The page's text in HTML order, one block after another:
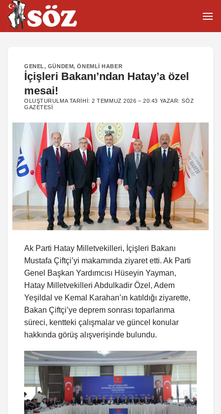
İçeriğe
atla
GENEL, GÜNDEM,ÖNEMLI HABER
İçişleri Bakanı’ndan Hatay’a özel
mesai!
OLUŞTURULMA TARIHI:2 TEMMUZ 2026 – 20:43 YAZAR:SÖZ
GAZETESI
Ak Parti Hatay Milletvekilleri, İçişleri Bakanı
Mustafa Çiftçi’yi makamında ziyaret etti. Ak Parti
Genel Başkan Yardımcısı Hüseyin Yayman,
Hatay Milletvekilleri Abdulkadir Özel, Adem
Yeşildal ve Kemal Karahan’ın katıldığı ziyarette,
Bakan Çiftçi’ye deprem sonrası toparlanma
süreci, kentteki çalışmalar ve güncel konular
hakkında görüş alışverişinde bulundu.